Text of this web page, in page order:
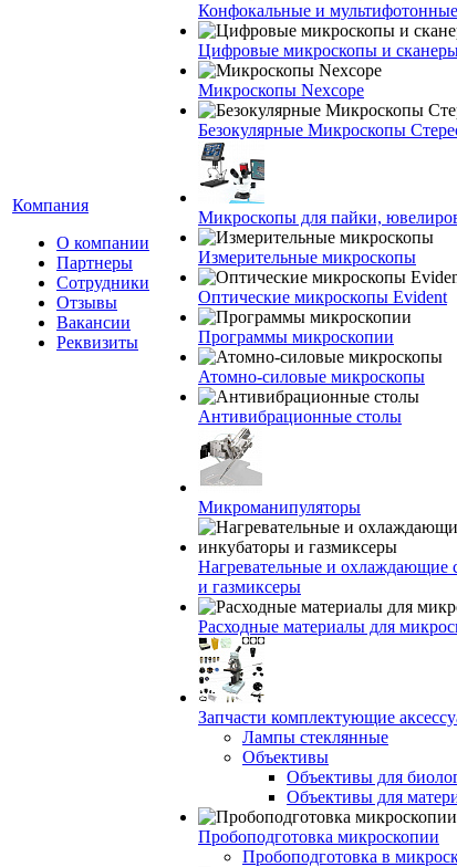
Компания
О компании
Партнеры
Сотрудники
Отзывы
Вакансии
Реквизиты
Конфокальные и
Цифровые микроскопы и
Микроскопы Nexcope
Безокулярные Микроскопы
Микроскопы для пайки,
Измерительные микроскопы
Оптические микроскопы Evident
Программы микроскопии
Атомно-силовые микроскопы
Антивибрационные столы
Микроманипуляторы
Нагревательные и охлаждающие
и газмиксеры
Расходные материалы для
Запчасти комплектующие
Лампы стеклянные
Объективы
Объективы для
Объективы для
Пробоподготовка микроскопии
Пробоподготовка в